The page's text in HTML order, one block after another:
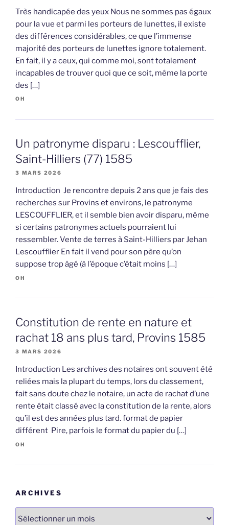
Très handicapée des yeux Nous ne sommes pas égaux
pour la vue et parmi les porteurs de lunettes, il existe
des différences considérables, ce que l’immense
majorité des porteurs de lunettes ignore totalement.
En fait, il y a ceux, qui comme moi, sont totalement
incapables de trouver quoi que ce soit, même la porte
des […]
OH
Un patronyme disparu : Lescoufflier,
Saint-Hilliers (77) 1585
3 MARS 2026
Introduction Je rencontre depuis 2 ans que je fais des
recherches sur Provins et environs, le patronyme
LESCOUFFLIER, et il semble bien avoir disparu, même
si certains patronymes actuels pourraient lui
ressembler. Vente de terres à Saint-Hilliers par Jehan
Lescoufflier En fait il vend pour son père qu’on
suppose trop âgé (à l’époque c’était moins […]
OH
Constitution de rente en nature et
rachat 18 ans plus tard, Provins 1585
3 MARS 2026
Introduction Les archives des notaires ont souvent été
reliées mais la plupart du temps, lors du classement,
fait sans doute chez le notaire, un acte de rachat d’une
rente était classé avec la constitution de la rente, alors
qu’il est des années plus tard. format de papier
différent Pire, parfois le format du papier du […]
OH
ARCHIVES